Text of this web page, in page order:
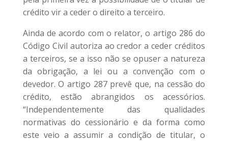
crédito vir a ceder o direito a terceiro.
Ainda de acordo com o relator, o artigo 286 do
Código Civil autoriza ao credor a ceder créditos
a terceiros, se a isso não se opuser a natureza
da obrigação, a lei ou a convenção com o
devedor. O artigo 287 prevê que, na cessão do
crédito, estão abrangidos os acessórios.
“Independentemente das qualidades
normativas do cessionário e da forma como
este veio a assumir a condição de titular, o